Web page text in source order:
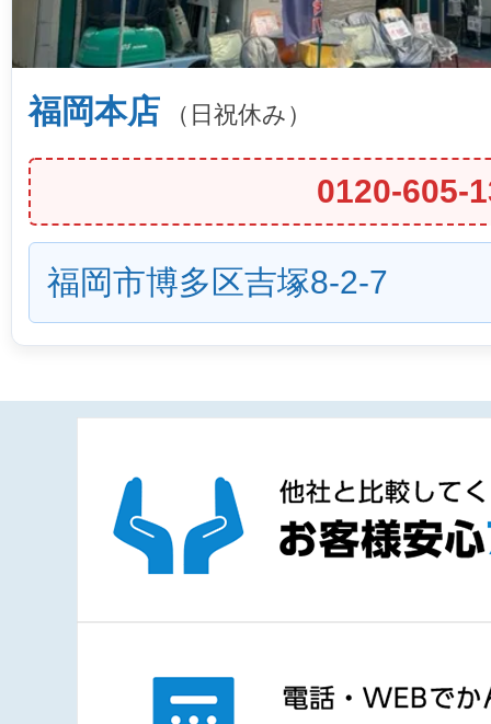
福岡本店 （日祝休み）
0120-605-
福岡市博多区吉塚8-2-7